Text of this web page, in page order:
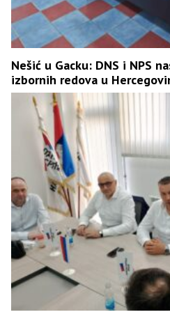
Nešić u Gacku: DNS i NPS
izbornih redova u